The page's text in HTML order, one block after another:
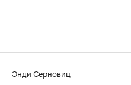
Энди Серновиц